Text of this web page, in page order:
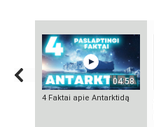
04:58
4 Faktai apie Antarktidą